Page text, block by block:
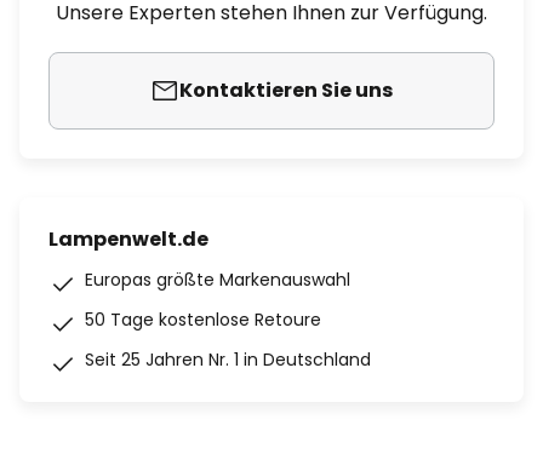
Unsere Experten stehen Ihnen zur Verfügung.
Kontaktieren Sie uns
Lampenwelt.de
Europas größte Markenauswahl
50 Tage kostenlose Retoure
Seit 25 Jahren Nr. 1 in Deutschland